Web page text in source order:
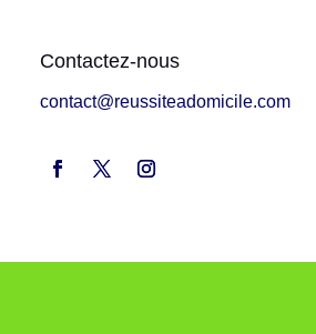
Contactez-nous
contact@reussiteadomicile.com